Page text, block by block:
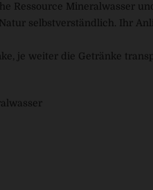
Ressource Mineralwasser
selbstverständlich. Ihr
je weiter die Getränke